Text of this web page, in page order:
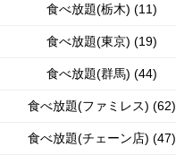
食べ放題(栃木) (11)
食べ放題(東京) (19)
食べ放題(群馬) (44)
食べ放題(ファミレス) (62)
食べ放題(チェーン店) (47)